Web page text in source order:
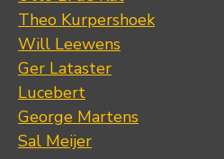
Theo Kurpershoek
Will Leewens
Ger Lataster
Lucebert
George Martens
Sal Meijer